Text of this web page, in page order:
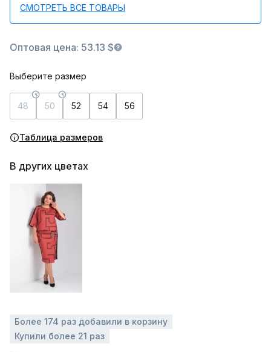
СМОТРЕТЬ ВСЕ ТОВАРЫ
Оптовая цена: 53.13 $
Выберите размер
48 50 52 54 56
Таблица размеров
В других цветах
Более 174 раз добавили в корзину
Купили более 21 раз